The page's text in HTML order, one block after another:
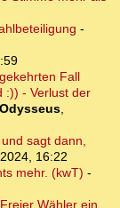
-
Fall
:)) - Verlust der
Odysseus,
sagt dann,
16:22
mehr. (kwT) -
Wähler ein